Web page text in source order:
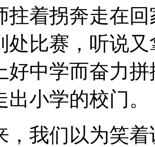
拄着拐奔走在
处比赛，听说
好中学而奋力
小学的校门。
们以为笑着